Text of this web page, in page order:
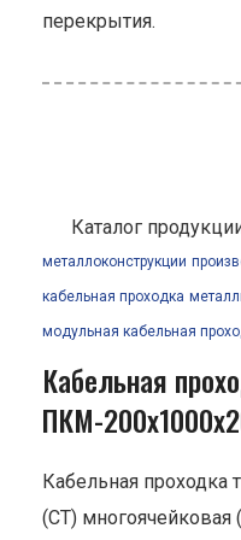
перекрытия.
Каталог
металлоконструкции
кабельная проходка
модульная кабельная
Кабельная
ПКМ-
Кабельная
(СТ) многоячейковая